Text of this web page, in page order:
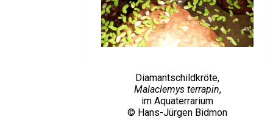
Diamantschildkröte,
Malaclemys terrapin,
im Aquaterrarium
© Hans-Jürgen Bidmon